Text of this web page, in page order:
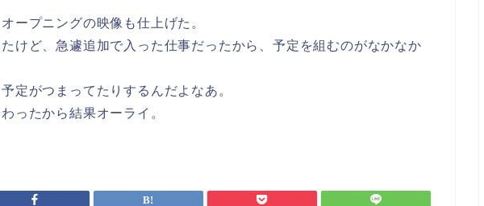
ープニングの映像も仕上げた。
けど、急遽追加で入った仕事だったから、予定を組むのがなかなか
定がつまってたりするんだよなあ。
ったから結果オーライ。